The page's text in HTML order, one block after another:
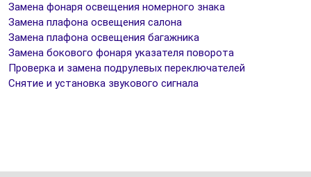
Замена фонаря освещения номерного знака
Замена плафона освещения салона
Замена плафона освещения багажника
Замена бокового фонаря указателя поворота
Проверка и замена подрулевых переключателей
Снятие и установка звукового сигнала